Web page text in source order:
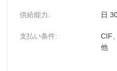
供給能力: 日
支払い条件:
CIF
他